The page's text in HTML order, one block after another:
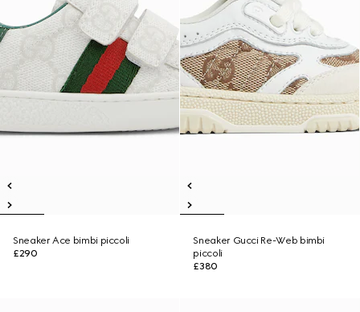
Sneaker Ace bimbi piccoli
£290
Sneaker Gucci Re-Web bimbi
piccoli
£380